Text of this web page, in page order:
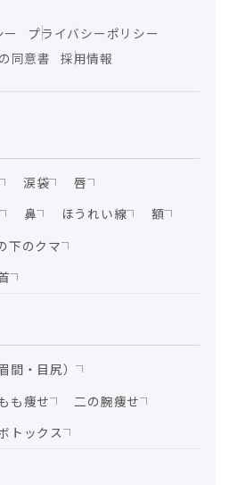
プライバシーポリシー
同意書
採用情報
涙袋
唇
鼻 ほうれい線
額
下のクマ
間・目尻）
も痩せ
二の腕痩せ
トックス